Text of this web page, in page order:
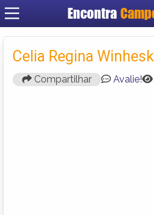
Encontra
Criar
Celia Regina
Compartilhar Avalie!